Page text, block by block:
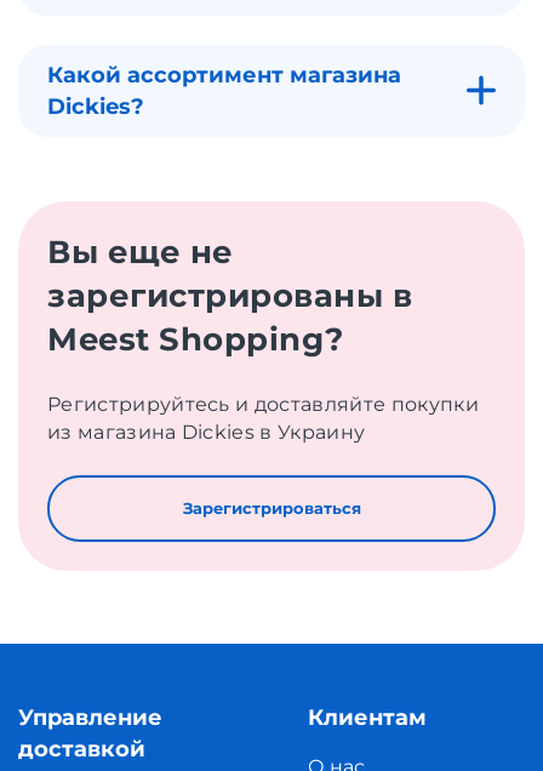
Какой ассортимент магазина
Dickies?
Вы еще не
зарегистрированы в
Meest Shopping?
Регистрируйтесь и доставляйте покупки
из магазина Dickies в Украину
Зарегистрироваться
Управление
доставкой
Клиентам